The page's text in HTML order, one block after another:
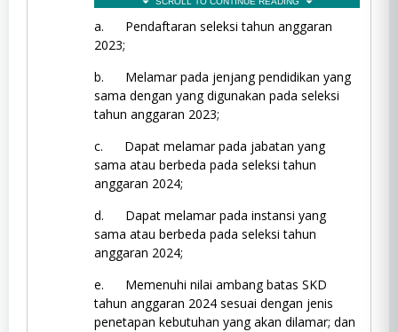
a. Pendaftaran seleksi tahun anggaran
2023;
b. Melamar pada jenjang pendidikan yang
sama dengan yang digunakan pada seleksi
tahun anggaran 2023;
c. Dapat melamar pada jabatan yang
sama atau berbeda pada seleksi tahun
anggaran 2024;
d. Dapat melamar pada instansi yang
sama atau berbeda pada seleksi tahun
anggaran 2024;
e. Memenuhi nilai ambang batas SKD
tahun anggaran 2024 sesuai dengan jenis
penetapan kebutuhan yang akan dilamar; dan